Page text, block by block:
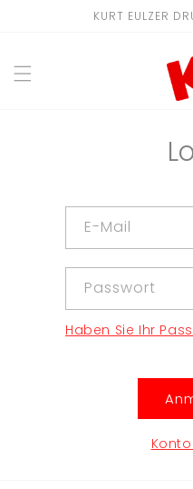
KURT EULZER
E-Mail
Passwort
Haben Sie Ihr